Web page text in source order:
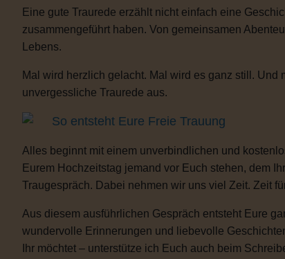
Eine gute Traurede erzählt nicht einfach eine
zusammengeführt haben. Von gemeinsamen
Lebens.
Mal wird herzlich gelacht. Mal wird es ganz still.
unvergessliche Traurede aus.
So entsteht Eure Freie Trauung
Alles beginnt mit einem unverbindlichen und
Eurem Hochzeitstag jemand vor Euch stehen, dem
Traugespräch. Dabei nehmen wir uns viel Zeit. Zeit
Aus diesem ausführlichen Gespräch entsteht Eure
wundervolle Erinnerungen und liebevolle
Ihr möchtet – unterstütze ich Euch auch beim